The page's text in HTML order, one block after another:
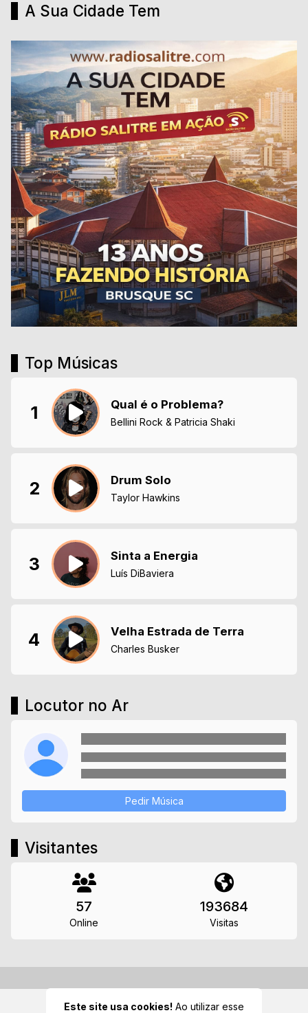
A Sua Cidade Tem
Top Músicas
1 Qual é o Problema?
Bellini Rock & Patricia Shaki
2 Drum Solo
Taylor Hawkins
3 Sinta a Energia
Luís DiBaviera
4 Velha Estrada de Terra
Charles Busker
Locutor no Ar
Pedir Música
Visitantes
57
Online
193684
Visitas
Este site usa cookies! Ao utilizar esse